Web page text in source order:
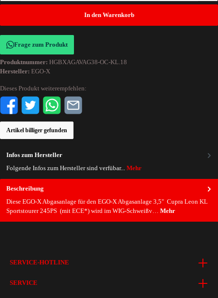
In den Warenkorb
Frage zum Produkt
Produktnummer: HGBXAGAVAG38-OC-KL.18
Hersteller: EGO-X
Dieses Produkt weiterempfehlen:
Artikel billiger gefunden
Beschreibung
Diese EGO-X Abgasanlage für den EGO-X Abgasanlage 3,5" Cupra Leon KL
Sportstourer 245PS (mit ECE*) wird im WIG-Schweißv… Mehr
Infos zum Hersteller
Folgende Infos zum Hersteller sind verfübar... Mehr
SERVICE-HOTLINE
SERVICE